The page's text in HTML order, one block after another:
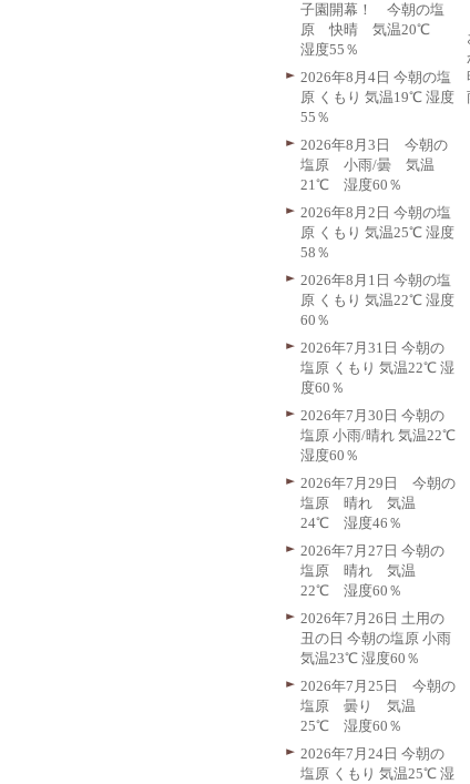
子園開幕！ 今朝の塩
原 快晴 気温20℃
湿度55％
2026年8月4日 今朝の塩
原 くもり 気温19℃ 湿度
55％
2026年8月3日 今朝の
塩原 小雨/曇 気温
21℃ 湿度60％
2026年8月2日 今朝の塩
原 くもり 気温25℃ 湿度
58％
2026年8月1日 今朝の塩
原 くもり 気温22℃ 湿度
60％
2026年7月31日 今朝の
塩原 くもり 気温22℃ 湿
度60％
2026年7月30日 今朝の
塩原 小雨/晴れ 気温22℃
湿度60％
2026年7月29日 今朝の
塩原 晴れ 気温
24℃ 湿度46％
2026年7月27日 今朝の
塩原 晴れ 気温
22℃ 湿度60％
2026年7月26日 土用の
丑の日 今朝の塩原 小雨
気温23℃ 湿度60％
2026年7月25日 今朝の
塩原 曇り 気温
25℃ 湿度60％
2026年7月24日 今朝の
塩原 くもり 気温25℃ 湿